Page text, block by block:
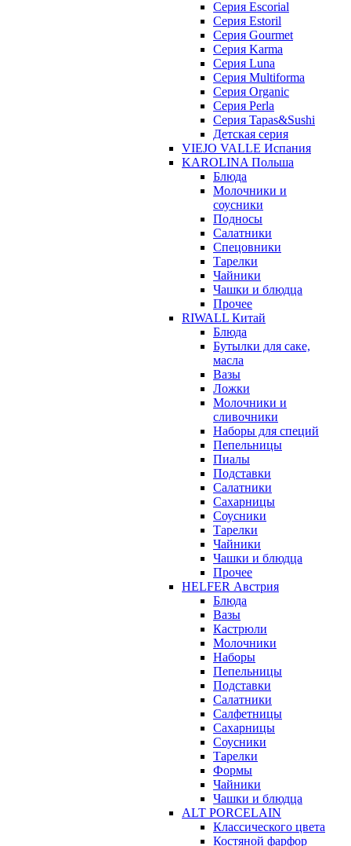
Серия Escorial
Серия Estoril
Серия Gourmet
Серия Karma
Серия Luna
Серия Multiforma
Серия Organic
Серия Perla
Серия Tapas&Sushi
Детская серия
VIEJO VALLE Испания
KAROLINA Польша
Блюда
Молочники и
соусники
Подносы
Салатники
Спецовники
Тарелки
Чайники
Чашки и блюдца
Прочее
RIWALL Китай
Блюда
Бутылки для саке,
масла
Вазы
Ложки
Молочники и
сливочники
Наборы для специй
Пепельницы
Пиалы
Подставки
Салатники
Сахарницы
Соусники
Тарелки
Чайники
Чашки и блюдца
Прочее
HELFER Австрия
Блюда
Вазы
Кастрюли
Молочники
Наборы
Пепельницы
Подставки
Салатники
Салфетницы
Сахарницы
Соусники
Тарелки
Формы
Чайники
Чашки и блюдца
ALT PORCELAIN
Классического цвета
Костяной фарфор